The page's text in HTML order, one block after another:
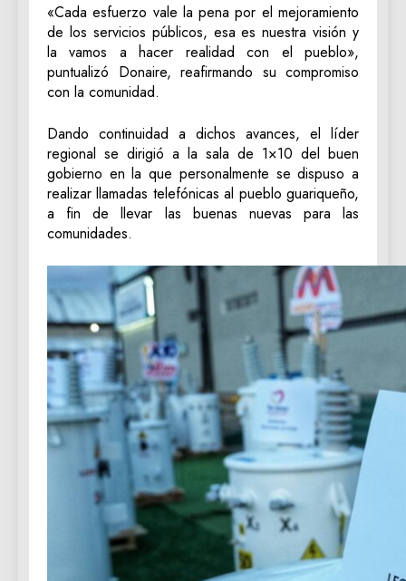
«Cada esfuerzo vale la pena por el mejoramiento
de los servicios públicos, esa es nuestra visión y
la vamos a hacer realidad con el pueblo»,
puntualizó Donaire, reafirmando su compromiso
con la comunidad.
Dando continuidad a dichos avances, el líder
regional se dirigió a la sala de 1×10 del buen
gobierno en la que personalmente se dispuso a
realizar llamadas telefónicas al pueblo guariqueño,
a fin de llevar las buenas nuevas para las
comunidades.